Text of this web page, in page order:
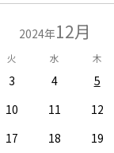
2024年12月
火 水 木
3 4 5
10 11 12
17 18 19